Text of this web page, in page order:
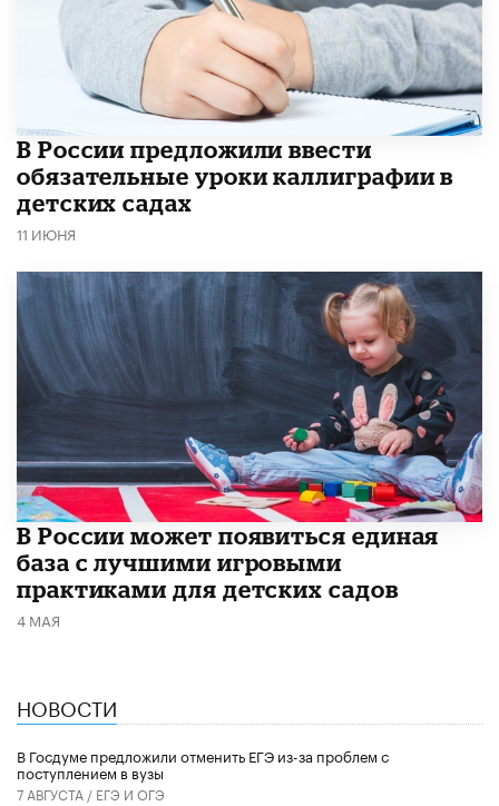
В России предложили ввести
обязательные уроки каллиграфии в
детских садах
11 ИЮНЯ
В России может появиться единая
база с лучшими игровыми
практиками для детских садов
4 МАЯ
НОВОСТИ
В Госдуме предложили отменить ЕГЭ из-за проблем с
поступлением в вузы
7 АВГУСТА / ЕГЭ И ОГЭ